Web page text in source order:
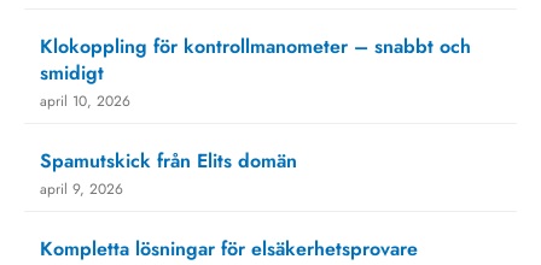
Klokoppling för kontrollmanometer – snabbt och
smidigt
april 10, 2026
Spamutskick från Elits domän
april 9, 2026
Kompletta lösningar för elsäkerhetsprovare